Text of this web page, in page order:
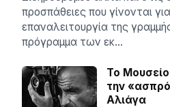
προσπάθειες που γίνονται
επαναλειτουργία της
πρόγραμμα των εκ…
Το
την
Αλιάγα